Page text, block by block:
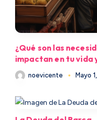
¿Qué son las
impactan en tu vida
noevicente Mayo